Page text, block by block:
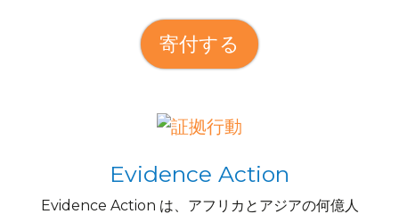
寄付する
Evidence Action
Evidence Action は、アフリカとアジアの何億人